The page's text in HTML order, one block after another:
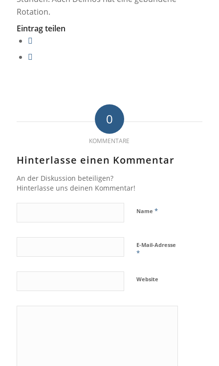
Rotation.
Eintrag teilen
0
KOMMENTARE
Hinterlasse einen Kommentar
An der Diskussion beteiligen?
Hinterlasse uns deinen Kommentar!
Name *
E-Mail-Adresse
*
Website